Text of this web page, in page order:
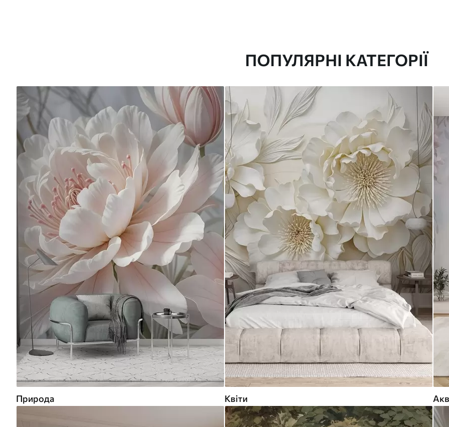
ПОПУЛЯРНІ КАТЕГОРІЇ
Природа Квіти